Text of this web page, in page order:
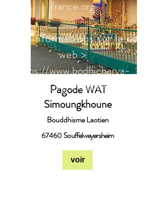
PagodeWAT
Simoungkhoune
Bouddhisme Laotien
67460Souffelweyersheim
voir
france.org
Plus d'informations sur le site
web >
https://www.bodhicharya-
france.org/index.php/fr